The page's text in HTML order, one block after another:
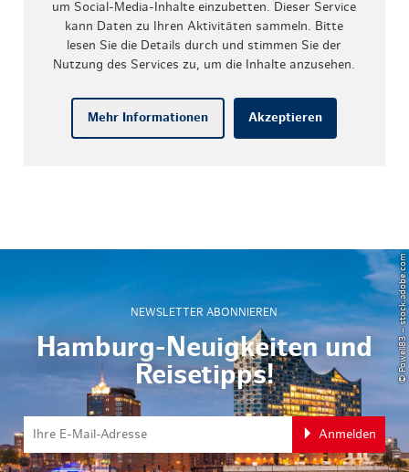
um Social-Media-Inhalte einzubetten. Dieser Service
kann Daten zu Ihren Aktivitäten sammeln. Bitte
lesen Sie die Details durch und stimmen Sie der
Nutzung des Services zu, um die Inhalte anzusehen.
Mehr Informationen Akzeptieren
NEWSLETTER ABONNIEREN
Hamburg-Neuigkeiten und
Reisetipps!
Anmelden
© Powell83 – stock.adobe.com